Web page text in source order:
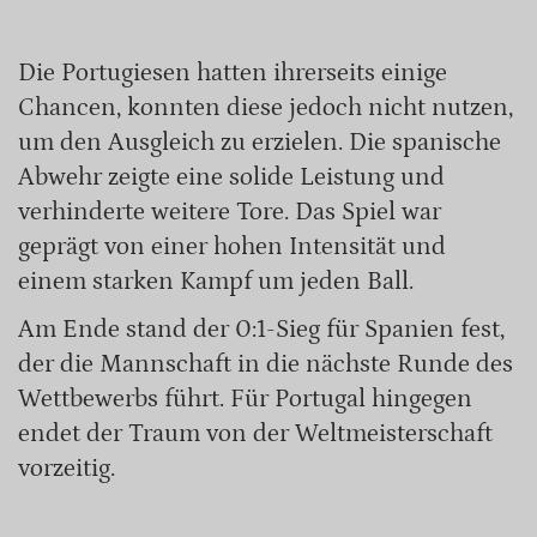
Die Portugiesen hatten ihrerseits einige
Chancen, konnten diese jedoch nicht nutzen,
um den Ausgleich zu erzielen. Die spanische
Abwehr zeigte eine solide Leistung und
verhinderte weitere Tore. Das Spiel war
geprägt von einer hohen Intensität und
einem starken Kampf um jeden Ball.
Am Ende stand der 0:1-Sieg für Spanien fest,
der die Mannschaft in die nächste Runde des
Wettbewerbs führt. Für Portugal hingegen
endet der Traum von der Weltmeisterschaft
vorzeitig.